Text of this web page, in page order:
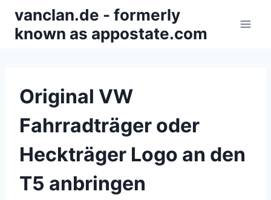
Inhalt
springen
vanclan.de - formerly
known as appostate.com
Original VW
Fahrradträger oder
Heckträger Logo an den
T5 anbringen